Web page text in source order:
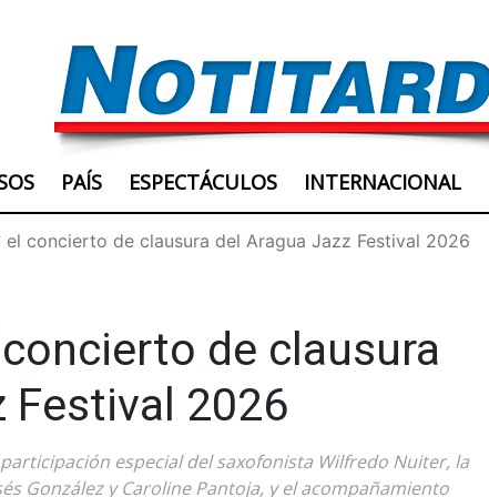
PAÍS ESPECTÁCULOS INTERNACIONAL
el concierto de clausura del Aragua Jazz Festival 2026
de clausura
Festival 2026
especial del saxofonista Wilfredo Nuiter, la
González y Caroline Pantoja, y el acompañamiento